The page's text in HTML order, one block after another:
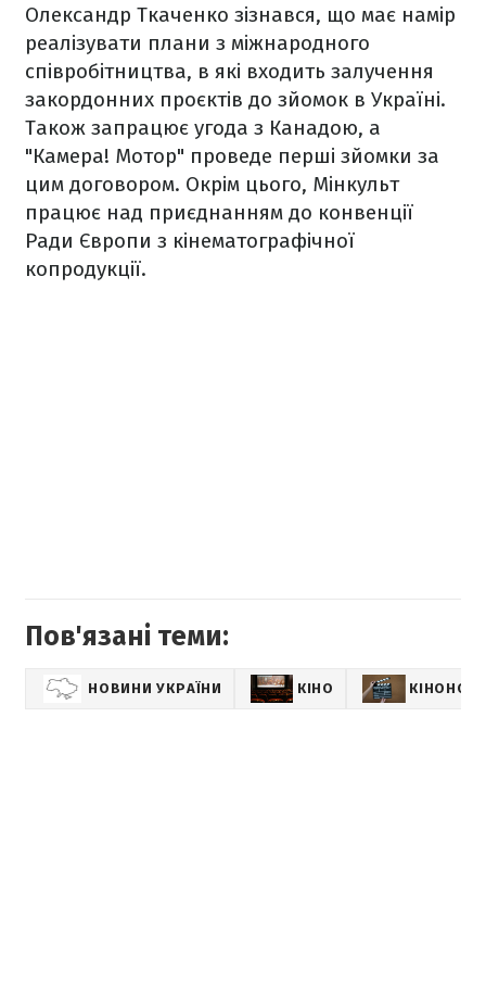
Олександр Ткаченко зізнався, що має намір
реалізувати плани з міжнародного
співробітництва, в які входить залучення
закордонних проєктів до зйомок в Україні.
Також запрацює угода з Канадою, а
"Камера! Мотор" проведе перші зйомки за
цим договором. Окрім цього, Мінкульт
працює над приєднанням до конвенції
Ради Європи з кінематографічної
копродукції.
Пов'язані теми:
НОВИНИ УКРАЇНИ КІНО